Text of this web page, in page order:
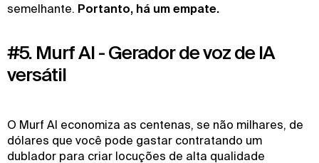
semelhante. Portanto, há um empate.
#5. Murf AI - Gerador de voz de IA
versátil
O Murf AI economiza as centenas, se não milhares, de
dólares que você pode gastar contratando um
dublador para criar locuções de alta qualidade